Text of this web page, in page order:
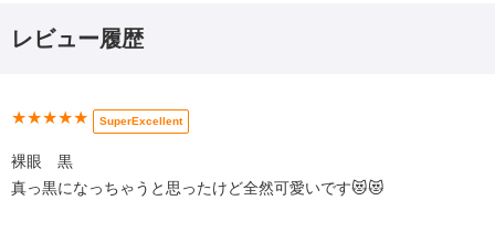
レビュー履歴
★★★★★ SuperExcellent
裸眼 黒
真っ黒になっちゃうと思ったけど全然可愛いです😻😻